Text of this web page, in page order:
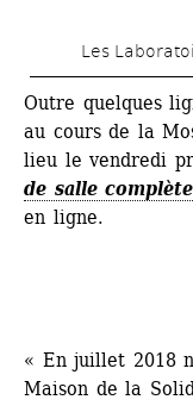
au
Les
Outre quelques
au cours de la
lieu le vendredi
de salle complète
en ligne.
« En juillet 2018
Maison de la